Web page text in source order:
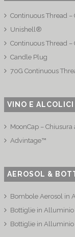
Continuous Thread
Unishell®
Continuous Thread
Candle Plug
70G Continuous
VINO E ALCOLICI
MoonCap – Chiusura
Advintage™
AEROSOL &
Bombole Aerosol in
Bottiglie in Alluminio
Bottiglie in